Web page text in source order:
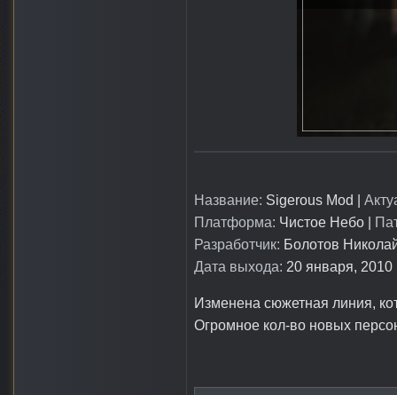
Название: Sigerous Mod |
Платформа: Чистое Небо |
Разработчик: Болотов
Дата выхода: 20 января, 2010
Изменена сюжетная линия,
Огромное кол-во новых